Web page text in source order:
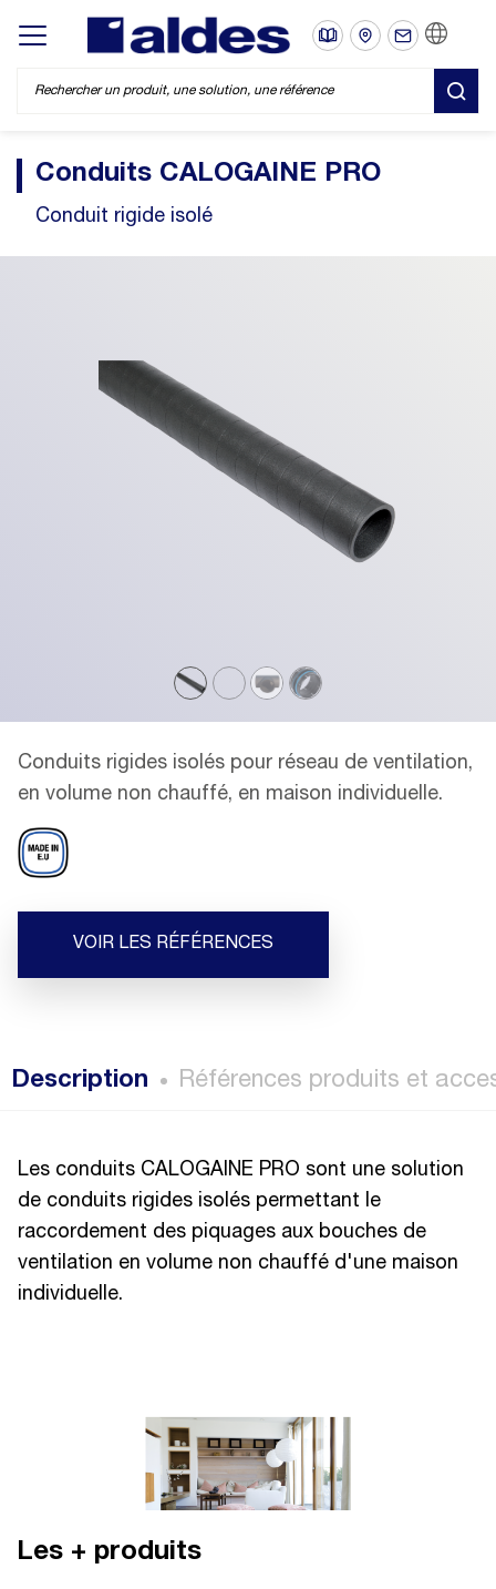
Display/hide main menu
Conduits CALOGAINE PRO
Conduit rigide isolé
Conduits rigides isolés pour réseau de ventilation,
en volume non chauffé, en maison individuelle.
VOIR LES RÉFÉRENCES
Description Références produits et
Les conduits CALOGAINE PRO sont une solution
de conduits rigides isolés permettant le
raccordement des piquages aux bouches de
ventilation en volume non chauffé d'une maison
individuelle.
Les + produits